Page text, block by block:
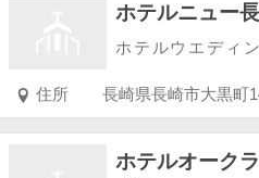
ホテルニュー
ホテルウエディ
住所 長崎県長崎市大黒町
ホテルオーク